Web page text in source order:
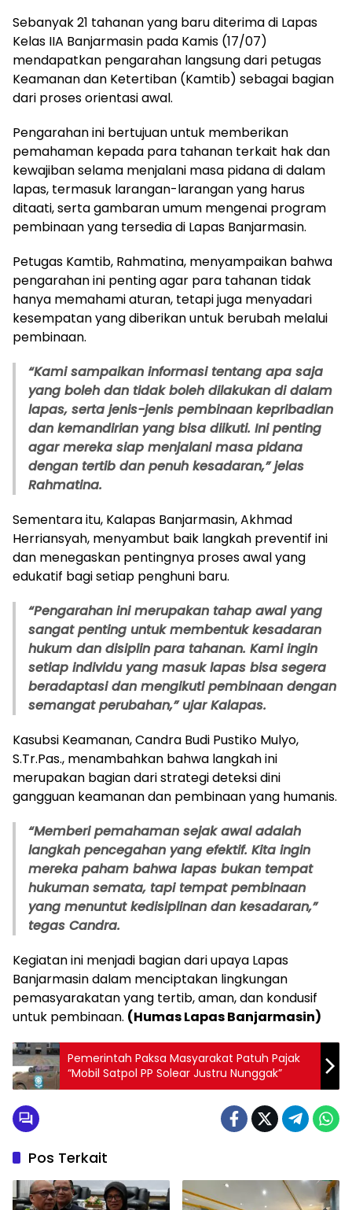
Sebanyak 21 tahanan yang baru diterima di Lapas
Kelas IIA Banjarmasin pada Kamis (17/07)
mendapatkan pengarahan langsung dari petugas
Keamanan dan Ketertiban (Kamtib) sebagai bagian
dari proses orientasi awal.
Pengarahan ini bertujuan untuk memberikan
pemahaman kepada para tahanan terkait hak dan
kewajiban selama menjalani masa pidana di dalam
lapas, termasuk larangan-larangan yang harus
ditaati, serta gambaran umum mengenai program
pembinaan yang tersedia di Lapas Banjarmasin.
Petugas Kamtib, Rahmatina, menyampaikan bahwa
pengarahan ini penting agar para tahanan tidak
hanya memahami aturan, tetapi juga menyadari
kesempatan yang diberikan untuk berubah melalui
pembinaan.
“Kami sampaikan informasi tentang apa saja
yang boleh dan tidak boleh dilakukan di dalam
lapas, serta jenis-jenis pembinaan kepribadian
dan kemandirian yang bisa diikuti. Ini penting
agar mereka siap menjalani masa pidana
dengan tertib dan penuh kesadaran,” jelas
Rahmatina.
Sementara itu, Kalapas Banjarmasin, Akhmad
Herriansyah, menyambut baik langkah preventif ini
dan menegaskan pentingnya proses awal yang
edukatif bagi setiap penghuni baru.
“Pengarahan ini merupakan tahap awal yang
sangat penting untuk membentuk kesadaran
hukum dan disiplin para tahanan. Kami ingin
setiap individu yang masuk lapas bisa segera
beradaptasi dan mengikuti pembinaan dengan
semangat perubahan,” ujar Kalapas.
Kasubsi Keamanan, Candra Budi Pustiko Mulyo,
S.Tr.Pas., menambahkan bahwa langkah ini
merupakan bagian dari strategi deteksi dini
gangguan keamanan dan pembinaan yang humanis.
“Memberi pemahaman sejak awal adalah
langkah pencegahan yang efektif. Kita ingin
mereka paham bahwa lapas bukan tempat
hukuman semata, tapi tempat pembinaan
yang menuntut kedisiplinan dan kesadaran,”
tegas Candra.
Kegiatan ini menjadi bagian dari upaya Lapas
Banjarmasin dalam menciptakan lingkungan
pemasyarakatan yang tertib, aman, dan kondusif
untuk pembinaan. (Humas Lapas Banjarmasin)
Pemerintah Paksa Masyarakat Patuh Pajak
“Mobil Satpol PP Solear Justru Nunggak”
Pos Terkait